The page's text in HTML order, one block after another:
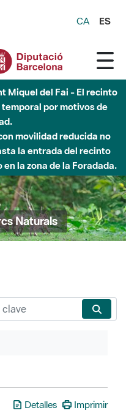
CA ES
Miquel del Fai - El recinto
por motivos de
movilidad reducida no
la entrada del recinto
la zona de la Foradada.
Naturals
Detalles Imprimir